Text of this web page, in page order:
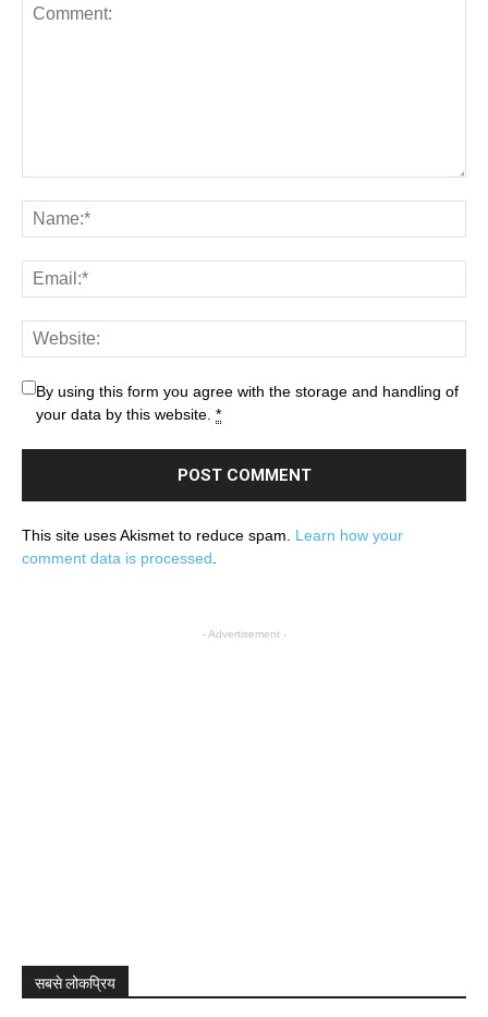
By using this form you agree with the storage and handling of
your data by this website. *
This site uses Akismet to reduce spam. Learn how your
comment data is processed
- Advertisement -
सबसे लोकप्रिय